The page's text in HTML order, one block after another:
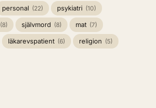
personal (22) psykiatri (10)
(8) självmord (8) mat (7)
läkarevspatient (6) religion (5)